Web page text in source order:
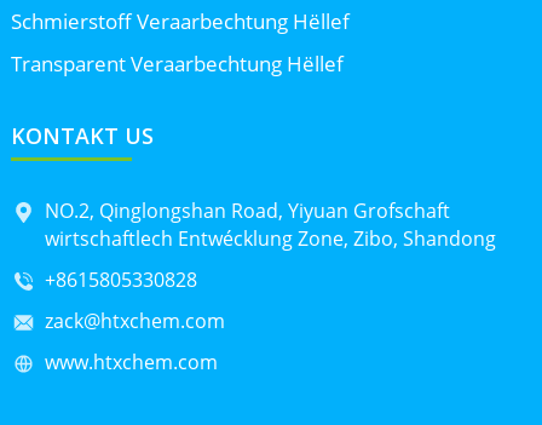
Schmierstoff Veraarbechtung Hëllef
Transparent Veraarbechtung Hëllef
KONTAKT US
NO.2, Qinglongshan Road, Yiyuan Grofschaft
wirtschaftlech Entwécklung Zone, Zibo, Shandong
+8615805330828
zack@htxchem.com
www.htxchem.com